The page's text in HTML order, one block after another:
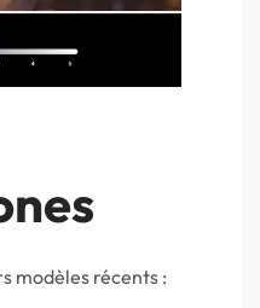
modèles récents :